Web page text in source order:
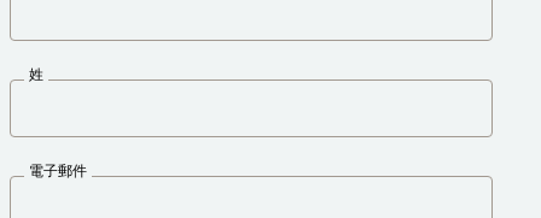
列印連接器
姓
電子郵件